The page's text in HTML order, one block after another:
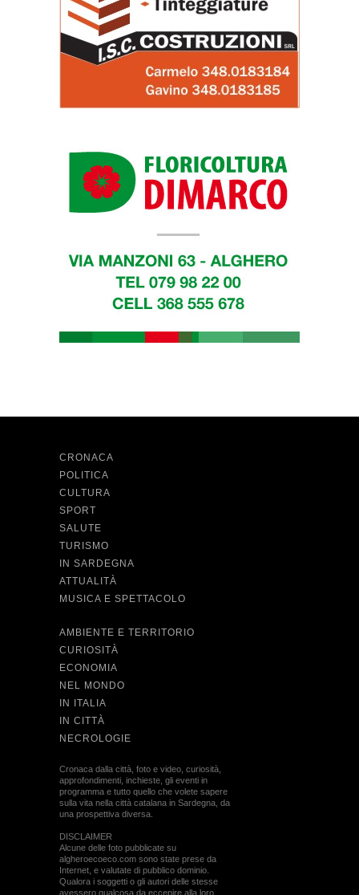
CRONACA
POLITICA
CULTURA
SPORT
SALUTE
TURISMO
IN SARDEGNA
ATTUALITÀ
MUSICA E SPETTACOLO
AMBIENTE E TERRITORIO
CURIOSITÀ
ECONOMIA
NEL MONDO
IN ITALIA
IN CITTÀ
NECROLOGIE
Cronaca dalla città, foto e video, curiosità,
approfondimenti, inchieste, gli eventi in
programma e tutto quello che volete sapere
sulla vita nella città catalana in Sardegna, da
una prospettiva diversa.
DISCLAIMER
Alcune delle foto pubblicate su
algheroecoeco.com sono state prese da
Internet, e valutate di pubblico dominio.
Qualora i soggetti o gli autori delle stesse
avessero qualcosa da eccepire alla loro